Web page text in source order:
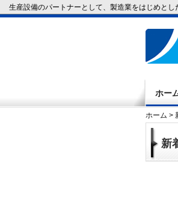
生産設備のパートナーとして、製造業をはじめと
ホー
ホーム >
新